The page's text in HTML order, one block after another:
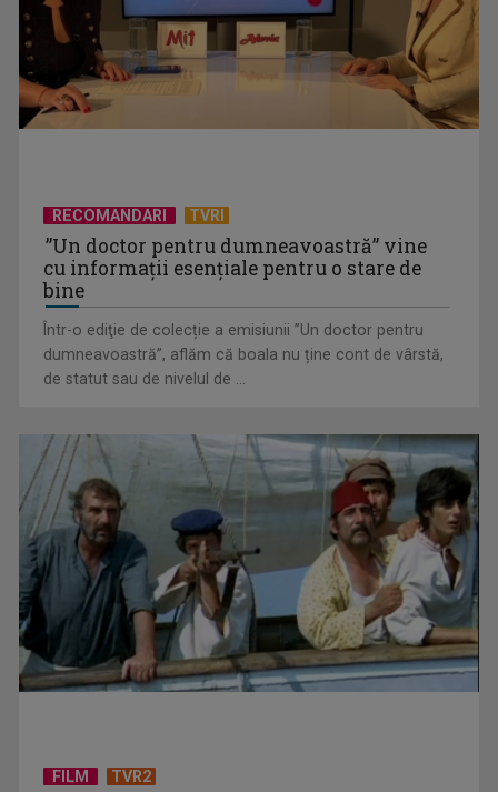
„Cerul” trupei Proconsul – a şasea cea mai votată piesă în
concursul „Cerbul ...
„Spune-mi”, piesa Monicăi Anghel – a patra cea mai votată
în concursul ...
CONCACAF respinge planul FIFA de privatizare parțială a
RECOMANDARI TVRI
”Un doctor pentru dumneavoastră” vine
cu informații esențiale pentru o stare de
bine
Într-o ediţie de colecție a emisiunii ”Un doctor pentru
dumneavoastră”, aflăm că boala nu ține cont de vârstă,
de statut sau de nivelul de ...
FILM TVR2